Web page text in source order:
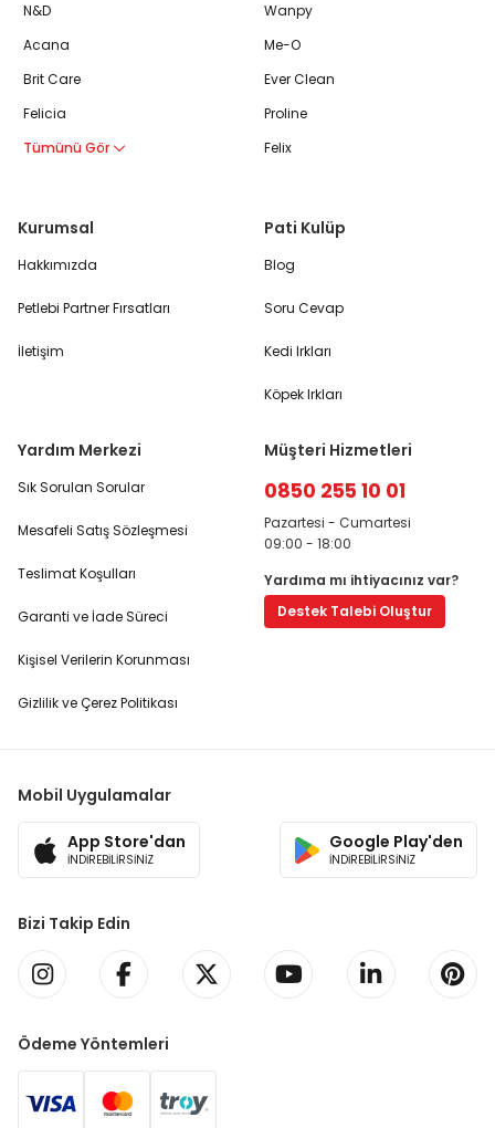
N&D
Acana
Brit Care
Felicia
Tümünü Gör
Wanpy
Me-O
Ever Clean
Proline
Felix
Kurumsal
Hakkımızda
Petlebi Partner Fırsatları
İletişim
Pati Kulüp
Blog
Soru Cevap
Kedi Irkları
Köpek Irkları
Yardım Merkezi
Sık Sorulan Sorular
Mesafeli Satış Sözleşmesi
Teslimat Koşulları
Garanti ve İade Süreci
Kişisel Verilerin Korunması
Gizlilik ve Çerez Politikası
Müşteri Hizmetleri
0850 255 10 01
Pazartesi - Cumartesi
09:00 - 18:00
Yardıma mı ihtiyacınız var?
Destek Talebi Oluştur
Mobil Uygulamalar
App Store'dan
İNDİREBİLİRSİNİZ
Google Play'den
İNDİREBİLİRSİNİZ
Bizi Takip Edin
Ödeme Yöntemleri